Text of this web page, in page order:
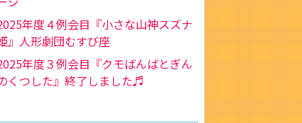
年度４例会目『小さな山神スズナ
』人形劇団むすび座
年度３例会目『クモばんばとぎん
くつした』終了しました♬